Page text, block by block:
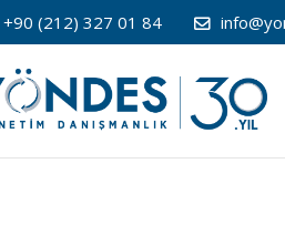
+90 (212) 327 01 84